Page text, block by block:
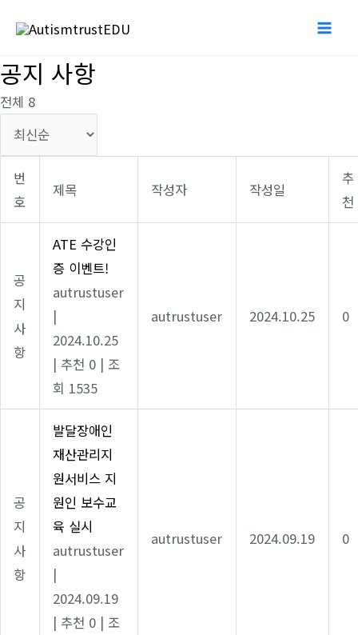
로
건
뛰
공지 사항
전체 8
번
호
제목 작성자 작성일
추
천
공
지
사
항
ATE 수강인
증 이벤트!
autrustuser
|
2024.10.25
| 추천 0 | 조
회 1535
autrustuser 2024.10.25 0
공
지
사
항
발달장애인
재산관리지
원서비스 지
원인 보수교
육 실시
autrustuser
|
2024.09.19
| 추천 0 | 조
autrustuser 2024.09.19 0